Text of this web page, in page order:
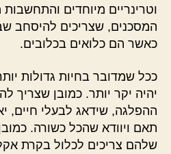
וטרינריים מיוחדים
המסכנים, שצריכים להיסחב
כאשר הם כלואים בכלובים.
ככל שמדובר בחיות גדולות
יהיה יקר יותר. כמובן שצריך
ההפלגה, שידאג לבעלי חיים,
תאם ויוודא שהכל כשורה.
שלהם צריכים לכלול בקרת